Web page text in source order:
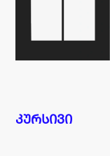
ᲙᲣᲠᲡᲘᲕᲘ